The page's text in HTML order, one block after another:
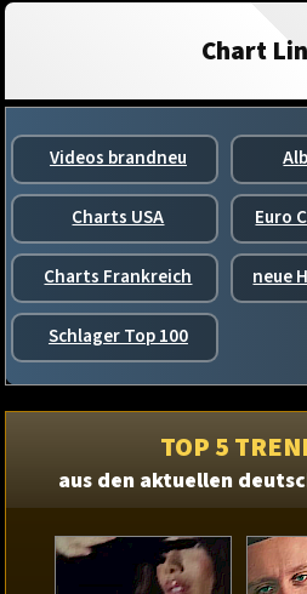
Chart
Videos brandneu
Charts USA Euro
Charts Frankreich neue
Schlager Top 100
TOP 5
aus den aktuellen